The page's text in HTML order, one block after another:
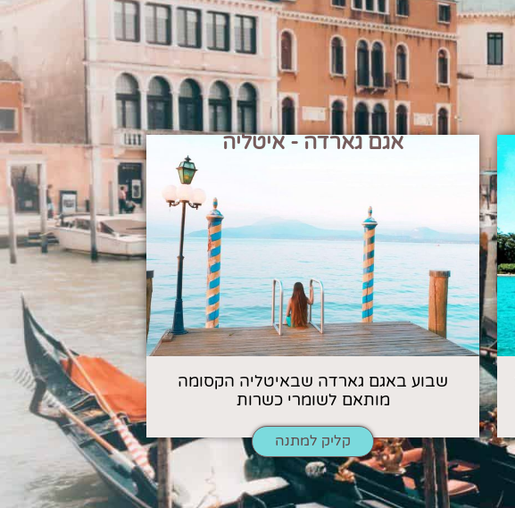
אגם גארדה - איטליה
שבוע באגם גארדה שבאיטליה הקסומה
מותאם לשומרי כשרות
קליק למתנה